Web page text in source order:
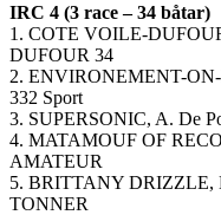
IRC 4 (3 race – 34 båtar)
1. COTE VOILE-
DUFOUR 34
2. ENVIRONEMENT-
332 Sport
3. SUPERSONIC, A. De
4. MATAMOUF OF
AMATEUR
5. BRITTANY DRIZZLE,
TONNER